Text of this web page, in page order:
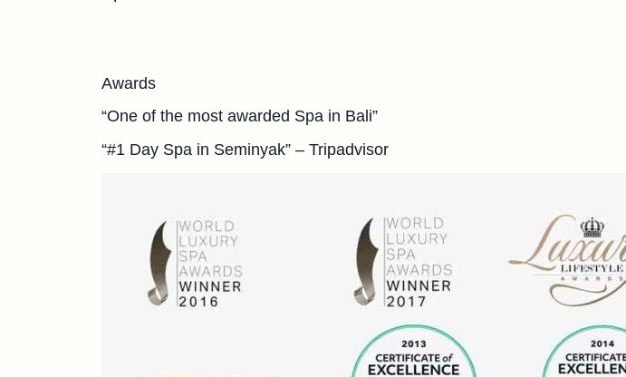
Awards
“One of the most awarded Spa in Bali”
“#1 Day Spa in Seminyak” – Tripadvisor